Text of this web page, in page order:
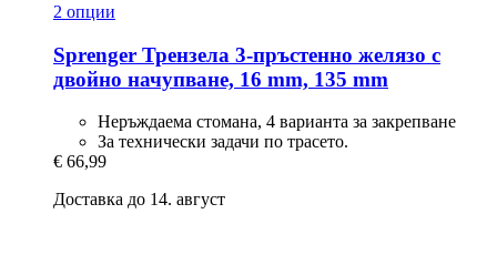
2 опции
Sprenger Трензела 3-​пръстенно желязо с
двойно начупване, 16 mm, 135 mm
Неръждаема стомана, 4 варианта за закрепване
За технически задачи по трасето.
€ 66,99
Доставка до 14. август